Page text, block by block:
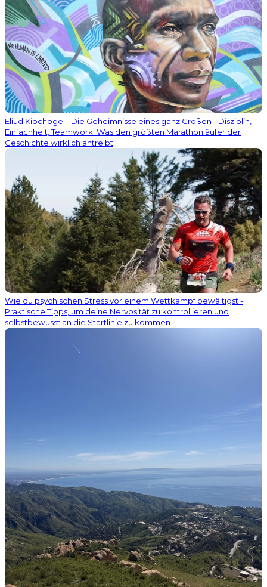
Eliud Kipchoge – Die Geheimnisse eines ganz Großen - Disziplin,
Einfachheit, Teamwork: Was den größten Marathonläufer der
Geschichte wirklich antreibt
Wie du psychischen Stress vor einem Wettkampf bewältigst -
Praktische Tipps, um deine Nervosität zu kontrollieren und
selbstbewusst an die Startlinie zu kommen